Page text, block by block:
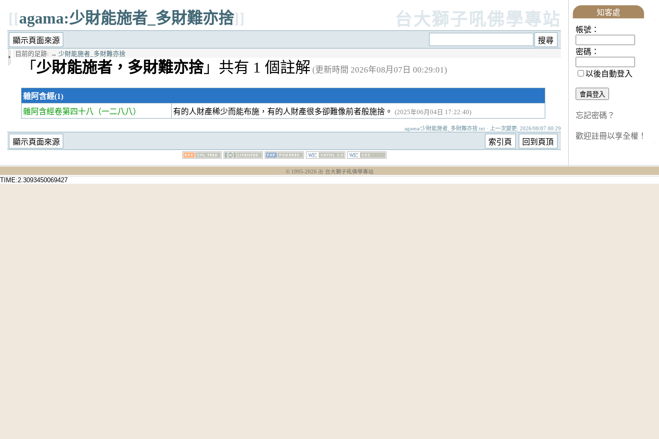
[[agama:少財能施者_多財難亦捨]] 台大獅子吼佛學專站
目前的足跡: → 少財能施者_多財難亦捨
「 少財能施者，多財難亦捨」共有 1 個註解 (更新時間 2026年08月07日 00:29:01)
雜阿含經(1)
雜阿含經卷第四十八
（一二八八） 有的人財產稀少而能布施，有的人財產很多卻難像前者般施捨。 (2025年06月04日 17:22:40)
agama/少財能施者_多財難亦捨.txt · 上一次變更: 2026/08/07 00:29
知客處
帳號：
密碼：
以後自動登入
忘記密碼？
歡迎註冊以享全權！
© 1995-2026 卍 台大獅子吼佛學專站
TIME:2.3093450069427